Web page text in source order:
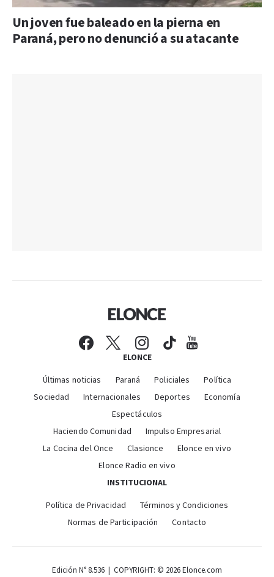
Un joven fue baleado en la pierna en
Paraná, pero no denunció a su atacante
ELONCE
Últimas noticias Paraná Policiales
Política
Sociedad
Internacionales Deportes
Economía
Espectáculos
Haciendo Comunidad
Impulso Empresarial
La Cocina del Once
Clasionce
Elonce en vivo
Elonce Radio en vivo
INSTITUCIONAL
Política de Privacidad
Términos y Condiciones
Normas de Participación
Contacto
Edición N° 8.536 | COPYRIGHT: © 2026 Elonce.com